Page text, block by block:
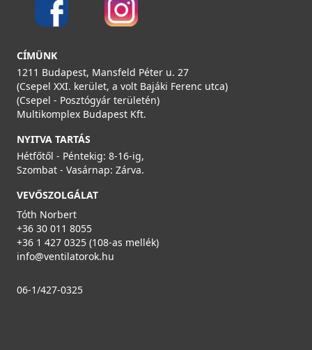
CÍMÜNK
1211 Budapest, Mansfeld Péter u. 27
(Csepel XXI. kerület, a volt Bajáki Ferenc utca)
(Csepel - Posztógyár területén)
Multikomplex Budapest Kft.
NYITVA TARTÁS
Hétfőtől - Péntekig: 8-16-ig,
Szombat - Vasárnap: Zárva.
VEVŐSZOLGÁLAT
Tóth Norbert
+36 30 011 8055
+36 1 427 0325 (108-as mellék)
info@ventilatorok.hu
06-1/427-0325